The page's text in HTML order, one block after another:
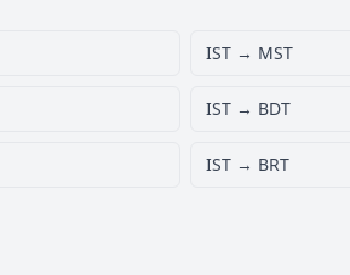
IST → MST
IST → BDT
IST → BRT